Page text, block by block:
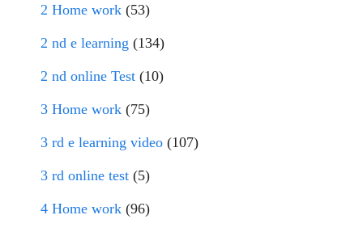
2 Home work (53)
2 nd e learning (134)
2 nd online Test (10)
3 Home work (75)
3 rd e learning video (107)
3 rd online test (5)
4 Home work (96)